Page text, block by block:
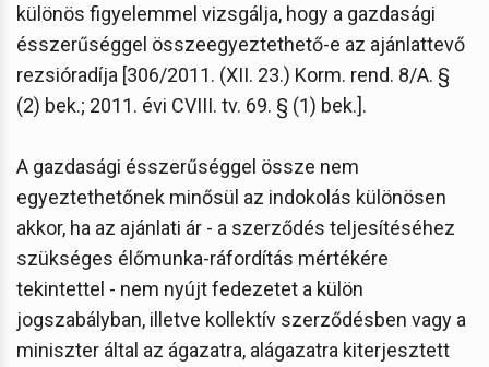
különös figyelemmel vizsgálja, hogy a gazdasági
ésszerűséggel összeegyeztethető-e az ajánlattevő
rezsióradíja [306/2011. (XII. 23.) Korm. rend. 8/A. §
(2) bek.; 2011. évi CVIII. tv. 69. § (1) bek.].
A gazdasági ésszerűséggel össze nem
egyeztethetőnek minősül az indokolás különösen
akkor, ha az ajánlati ár - a szerződés teljesítéséhez
szükséges élőmunka-ráfordítás mértékére
tekintettel - nem nyújt fedezetet a külön
jogszabályban, illetve kollektív szerződésben vagy a
miniszter által az ágazatra, alágazatra kiterjesztett